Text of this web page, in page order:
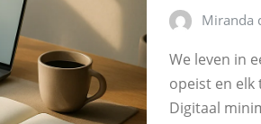
Miranda
We leven in
opeist en
Digitaal